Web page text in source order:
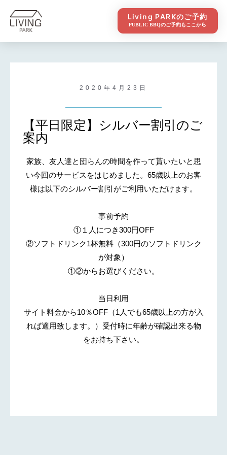
Living PARKのご予約
PUBLIC BBQのご予約もここから
2020年4月23日
【平日限定】シルバー割引のご
案内
家族、友人達と団らんの時間を作って貰いたいと思
い今回のサービスをはじめました。65歳以上のお客
様は以下のシルバー割引がご利用いただけます。
事前予約
①１人につき300円OFF
②ソフトドリンク1杯無料（300円のソフトドリンク
が対象）
①②からお選びください。
当日利用
サイト料金から10％OFF（1人でも65歳以上の方が入
れば適用致します。）受付時に年齢が確認出来る物
をお持ち下さい。